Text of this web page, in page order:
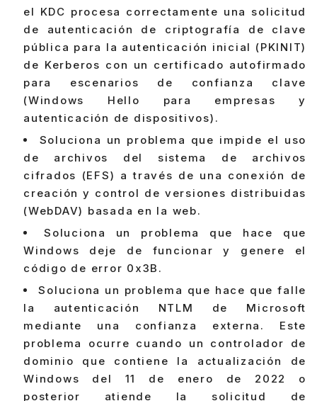
el KDC procesa correctamente una solicitud
de autenticación de criptografía de clave
pública para la autenticación inicial (PKINIT)
de Kerberos con un certificado autofirmado
para escenarios de confianza clave
(Windows Hello para empresas y
autenticación de dispositivos).
Soluciona un problema que impide el uso
de archivos del sistema de archivos
cifrados (EFS) a través de una conexión de
creación y control de versiones distribuidas
(WebDAV) basada en la web.
Soluciona un problema que hace que
Windows deje de funcionar y genere el
código de error 0x3B.
Soluciona un problema que hace que falle
la autenticación NTLM de Microsoft
mediante una confianza externa. Este
problema ocurre cuando un controlador de
dominio que contiene la actualización de
Windows del 11 de enero de 2022 o
posterior atiende la solicitud de